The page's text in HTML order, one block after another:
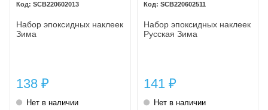
SCB220602013
Набор эпоксидных наклеек
Зима
138 ₽
Нет в наличии
SCB220602511
Набор эпоксидных наклеек
Русская Зима
141 ₽
Нет в наличии